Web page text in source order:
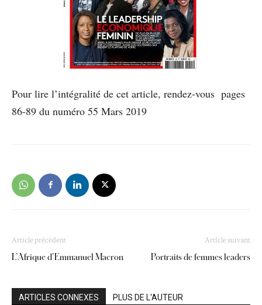
Pour lire l’intégralité de cet article, rendez-vous pages
86-89 du numéro 55 Mars 2019
Article précédent
L’Afrique d’Emmanuel Macron
Article suivant
Portraits de femmes leaders
ARTICLES CONNEXES PLUS DE L'AUTEUR